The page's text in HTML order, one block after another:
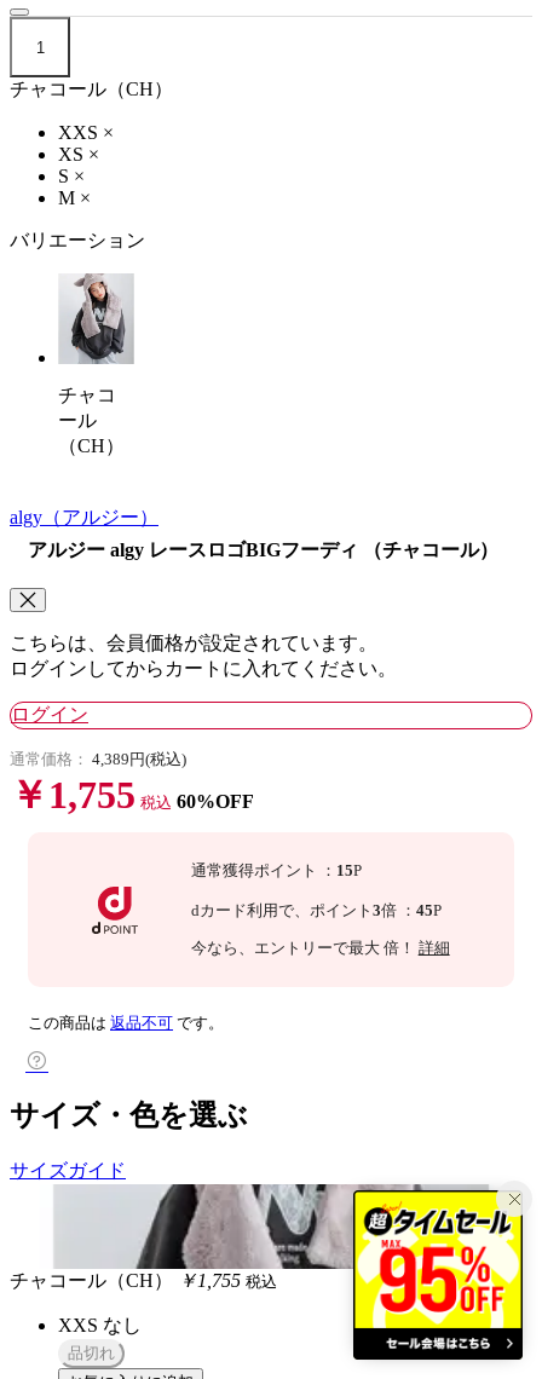
1
チャコール（CH）
XXS ×
XS ×
S ×
M ×
バリエーション
チャコ
ール
（CH）
algy （アルジー）
アルジー algy レースロゴBIGフーディ （チャコール）
こちらは、会員価格が設定されています。
ログインしてからカートに入れてください。
ログイン
通常価格： 4,389円(税込)
￥1,755 税込 60%OFF
通常獲得ポイント ： 15P
dカード利用で、 ポイント 3倍 ： 45P
今なら 、エントリーで最大 倍！ 詳細
この商品は 返品不可 です。
サイズ・色を選ぶ
サイズガイド
チャコール（CH） ￥1,755 税込
XXS なし
品切れ